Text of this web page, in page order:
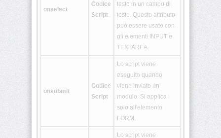
<meter>
onselect
Codice
Script
testo in un campo di
testo. Questo attributo
può essere usato con
gli elementi INPUT e
TEXTAREA.
onsubmit
Codice
Script
Lo script viene
eseguito quando
viene inviato un
modulo. Si applica
solo all'elemento
FORM.
Lo script viene